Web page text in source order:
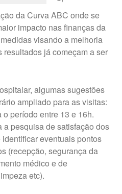
da Curva ABC onde se
impacto nas finanças da
visando a melhoria
já começam a ser
algumas sugestões
ampliado para as visitas:
período entre 13 e 16h.
pesquisa de satisfação dos
eventuais pontos
(recepção, segurança da
médico e de
etc).